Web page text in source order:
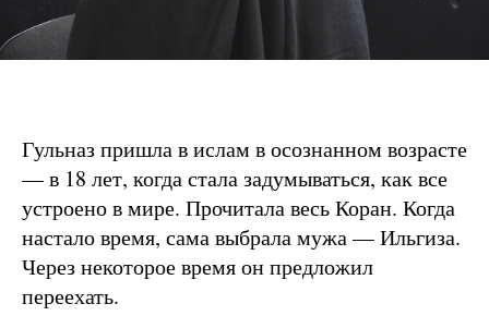
Гульназ пришла в ислам в осознанном возрасте
— в 18 лет, когда стала задумываться, как все
устроено в мире. Прочитала весь Коран. Когда
настало время, сама выбрала мужа — Ильгиза.
Через некоторое время он предложил
переехать.